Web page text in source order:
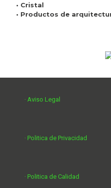
• Cristal
• Productos de
· Aviso Legal
· Politica de Privacidad
· Politica de Calidad